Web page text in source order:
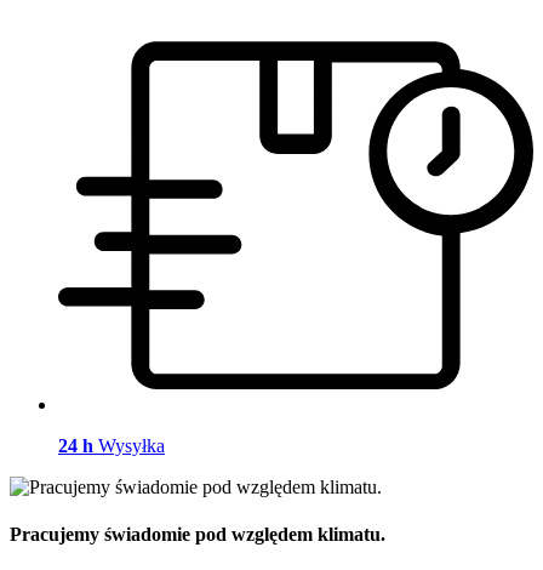
24 h Wysyłka
Pracujemy świadomie pod względem klimatu.